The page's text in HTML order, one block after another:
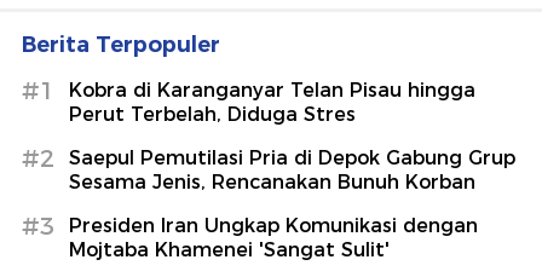
Berita Terpopuler
#1
Kobra di Karanganyar Telan Pisau hingga
Perut Terbelah, Diduga Stres
#2
Saepul Pemutilasi Pria di Depok Gabung Grup
Sesama Jenis, Rencanakan Bunuh Korban
#3
Presiden Iran Ungkap Komunikasi dengan
Mojtaba Khamenei 'Sangat Sulit'